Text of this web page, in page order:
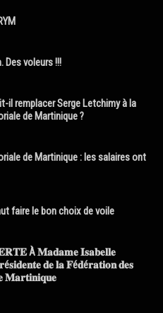
Des voleurs !!!
il remplacer Serge Letchimy à la
de Martinique ?
de Martinique : les salaires ont
faire le bon choix de voile
À 𝐌𝐚𝐝𝐚𝐦𝐞 𝐈𝐬𝐚𝐛𝐞𝐥𝐥𝐞
𝐝𝐞 𝐥𝐚 𝐅é𝐝é𝐫𝐚𝐭𝐢𝐨𝐧 𝐝𝐞𝐬
𝐌𝐚𝐫𝐭𝐢𝐧𝐢𝐪𝐮𝐞